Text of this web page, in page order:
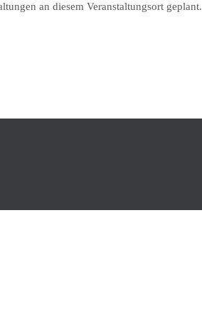
an diesem Veranstaltungsort geplant.